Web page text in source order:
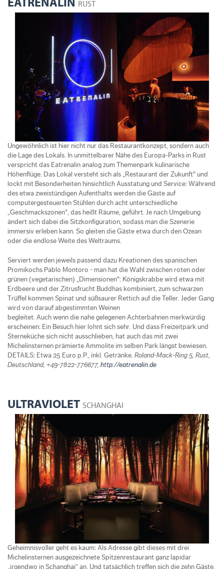
RUST
Ungewöhnlich ist hier nicht nur das Restaurantkonzept, sondern auch
die Lage des Lokals. In unmittelbarer Nähe des Europa-Parks in Rust
verspricht das Eatrenalin analog zum Themenpark kulinarische
Höhenflüge. Das Lokal versteht sich als „Restaurant der Zukunft" und
lockt mit Besonderheiten hinsichtlich Ausstatung und Service: Während
des etwa zweistündigen Aufenthalts werden die Gäste auf
computergesteuerten Stühlen durch acht unterschiedliche
„Geschmackszonen", das heißt Räume, geführt. Je nach Umgebung
ändert sich dabei die Sitzkonfiguration, sodass man die Szenerie
immersiv erleben kann. So gleiten die Gäste etwa durch den Ozean
oder die endlose Weite des Weltraums.
Serviert werden jeweils passend dazu Kreationen des spanischen
Promikochs Pablo Montoro - man hat die Wahl zwischen roten oder
grünen (vegetarischen) „Dimensionen": Königskrabbe wird etwa mit
Erdbeere und der Zitrusfrucht Buddhas kombiniert, zum schwarzen
Trüffel kommen Spinat und süßsaurer Rettich auf die Teller. Jeder Gang
wird von darauf abgestimmten Weinen
begleitet. Auch wenn die nahe gelegenen Achterbahnen merkwürdig
erscheinen: Ein Besuch hier lohnt sich sehr. Und dass Freizeitpark und
Sterneküche sich nicht ausschlieben, hat auch das mit zwei
Michelinsternen prämierte Ammolite im selben Park längst bewiesen.
DETAILS: Etwa 25 Euro p.P., inkl. Getränke. Roland-Mack-Ring 5, Rust,
Deutschland, +49-7822-776677, http://eatrenalin.de
ULTRAVIOLET SCHANGHAI
Geheimnisvoller geht es kaum: Als Adresse gibt dieses mit drei
Michelinsternen ausgezeichnete Spitzenrestaurant ganz lapidar
„irgendwo in Schanghai“ an. Und tatsächlich treffen sich die zehn Gäste,